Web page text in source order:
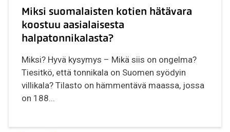
Miksi suomalaisten kotien hätävara
koostuu aasialaisesta
halpatonnikalasta?
Miksi? Hyvä kysymys – Mikä siis on ongelma?
Tiesitkö, että tonnikala on Suomen syödyin
villikala? Tilasto on hämmentävä maassa, jossa
on 188...